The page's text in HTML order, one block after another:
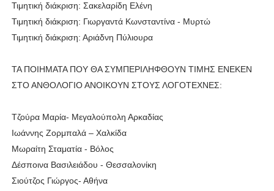
Τιμητική διάκριση: Σακελαρίδη Ελένη
Τιμητική διάκριση: Γιωργαντά Κωνσταντίνα - Μυρτώ
Τιμητική διάκριση: Αριάδνη Πύλιουρα
ΤΑ ΠΟΙΗΜΑΤΑ ΠΟΥ ΘΑ ΣΥΜΠΕΡΙΛΗΦΘΟΥΝ ΤΙΜΗΣ ΕΝΕΚΕΝ
ΣΤΟ ΑΝΘΟΛΟΓΙΟ ΑΝΟΙΚΟΥΝ ΣΤΟΥΣ ΛΟΓΟΤΕΧΝΕΣ:
Τζούρα Μαρία- Μεγαλούπολη Αρκαδίας
Ιωάννης Ζορμπαλά – Χαλκίδα
Μωραίτη Σταματία - Βόλος
Δέσποινα Βασιλειάδου - Θεσσαλονίκη
Σιούτζος Γιώργος- Αθήνα